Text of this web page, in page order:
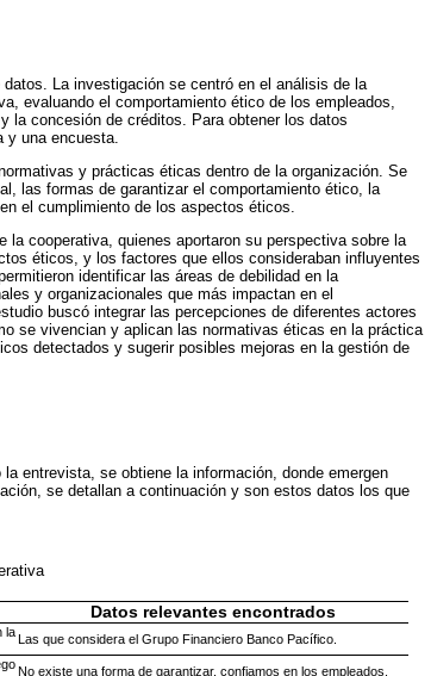
La investigación se centró en el análisis de la
evaluando el comportamiento ético de los empleados,
la concesión de créditos. Para obtener los datos
una encuesta.
y prácticas éticas dentro de la organización. Se
las formas de garantizar el comportamiento ético, la
el cumplimiento de los aspectos éticos.
la cooperativa, quienes aportaron su perspectiva sobre la
éticos, y los factores que ellos consideraban influyentes
identificar las áreas de debilidad en la
y organizacionales que más impactan en el
buscó integrar las percepciones de diferentes actores
se vivencian y aplican las normativas éticas en la práctica
detectados y sugerir posibles mejoras en la gestión de
entrevista, se obtiene la información, donde emergen
se detallan a continuación y son estos datos los que
Datos relevantes encontrados
laLas que considera el Grupo Financiero Banco Pacífico.
No existe una forma de garantizar, confiamos en los empleados.